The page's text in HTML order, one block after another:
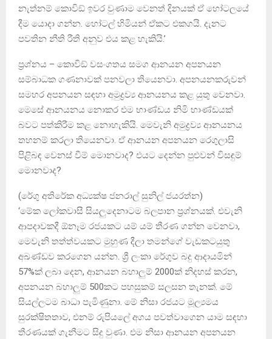
නැත්නම් කොවිඞ් ඉවර වුණාම වෙනත් දිනයක් ඒ හෝටලයේ
දීම යොදා ගන්න. හෝටල් හිමියන් ඒකට එකගයි. දැනට
පවතින නීති රීති අනුව එය කළ හැකියි.’
ප්‍රශ්නය – කොවිඞ් වසංගතය සමග ආනයන අපනයන
සම්බාධක ගණනාවක් පනවලා තියෙනවා. අපනයනකරුවන්
සමහර අපනයන සඳහා අමුද්‍රව්‍ය ආනයනය කළ යුතු වෙනවා.
මෙසේ ආනයනය නොකර එම භාණ්ඩය නිමි භාණ්ඩයක්
බවට පත්කිරීම කළ නොහැකියි. මෙවැනි අමුද්‍රව්‍ය ආනයනය
තහනම් කරලා තියෙනවා. ඒ ආනයන අපනයන රෙගුලාසි
පිළිබඳ වෙනස් වීම් මොනවාද? එයට දෙන්න පුළුවන් විසඳුම්
මොනවාද?
(රේගු අතිරේක අධ්‍යක්ෂ ජනරාල් සුනිල් ජයරත්න)
‘මේක ලෝකවාසී සියලුදෙනාටම බලපාන ප්‍රශ්නයක්. එවැනි
ආපදාවකදී ඕනෑම රජයකට යම් යම් තීරණ ගන්න වෙනවා,
මෙවැනි තත්ත්වයකට මුහුණ දීලා තමන්ගේ වැඩකටයුතු
අඛණ්ඩව කරගෙන යන්න. ශ්‍රී ලංකා රේගුව බදු ආදායමින්
57%ක් ලබා දෙන, ආනයන බහාලුම් 2000ක් නිදහස් කරන,
අපනයන බහාලුම් 500කට පහසුකම් සලසන තැනක්. මේ
සියල්ලටම බාධා පැමිණුනා. මේ නිසා රජයට මූල්‍යමය
සුරක්ෂිතතාව, එනම් රුපියලේ අගය පවත්වාගෙන යාම සඳහා
තීරණයක් ගැනීමට සිදු වුණා. එම නිසා ආනයන අපනයන